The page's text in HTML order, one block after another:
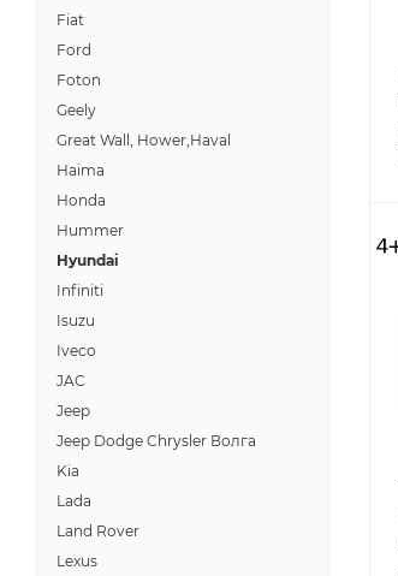
Fiat
Ford
Foton
Geely
Great Wall, Hower,Haval
Haima
Honda
Hummer
Hyundai
Infiniti
Isuzu
Iveco
JAC
Jeep
Jeep Dodge Chrysler Волга
Kia
Lada
Land Rover
Lexus